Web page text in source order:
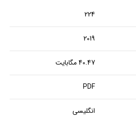
224
2019
40.47 مگابایت
PDF
انگلیسی